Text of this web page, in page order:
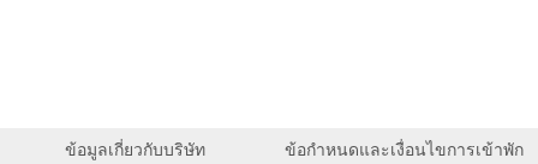
ข้อมูลเกี่ยวกับบริษัท
ข้อกำหนดและเงื่อนไขการเข้าพัก